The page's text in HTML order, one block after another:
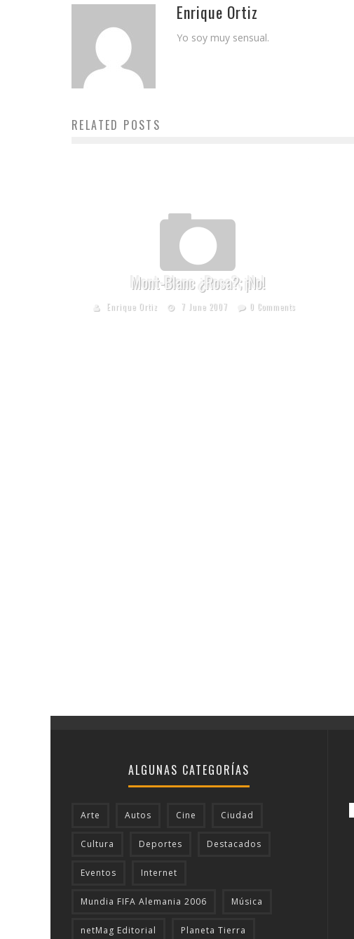
Enrique Ortiz
Yo soy muy sensual.
RELATED POSTS
Mont-Blanc ¿Rosa?; ¡No!
Enrique Ortiz 7 June 2007 0 Comments
ALGUNAS CATEGORÍAS
Arte Autos Cine Ciudad
Cultura Deportes Destacados
Eventos Internet
Mundia FIFA Alemania 2006 Música
netMag Editorial Planeta Tierra